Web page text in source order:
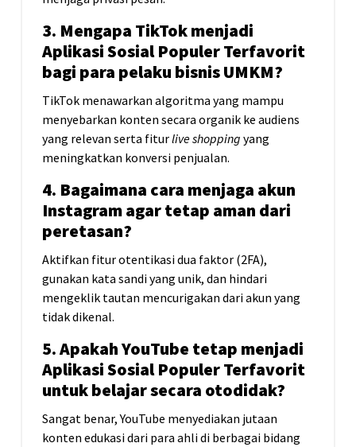
3. Mengapa TikTok menjadi
Aplikasi Sosial Populer Terfavorit
bagi para pelaku bisnis UMKM?
TikTok menawarkan algoritma yang mampu
menyebarkan konten secara organik ke audiens
yang relevan serta fiturlive shopping yang
meningkatkan konversi penjualan.
4. Bagaimana cara menjaga akun
Instagram agar tetap aman dari
peretasan?
Aktifkan fitur otentikasi dua faktor (2FA),
gunakan kata sandi yang unik, dan hindari
mengeklik tautan mencurigakan dari akun yang
tidak dikenal.
5. Apakah YouTube tetap menjadi
Aplikasi Sosial Populer Terfavorit
untuk belajar secara otodidak?
Sangat benar, YouTube menyediakan jutaan
konten edukasi dari para ahli di berbagai bidang